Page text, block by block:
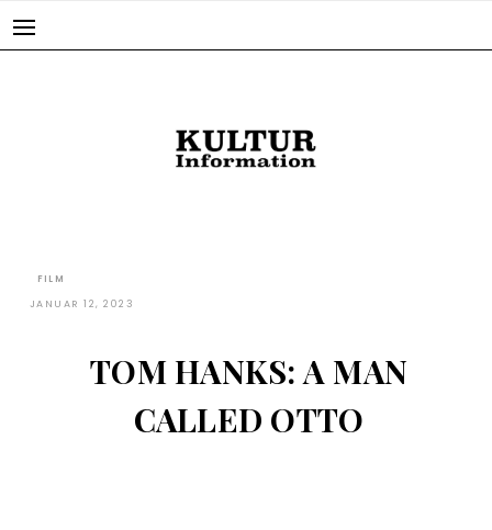
FILM
JANUAR 12, 2023
TOM HANKS: A MAN
CALLED OTTO